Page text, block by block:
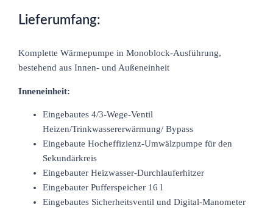
Lieferumfang:
Komplette Wärmepumpe in Monoblock-Ausführung,
bestehend aus Innen- und Außeneinheit
Inneneinheit:
Eingebautes 4/3-Wege-Ventil
Heizen/Trinkwassererwärmung/ Bypass
Eingebaute Hocheffizienz-Umwälzpumpe für den
Sekundärkreis
Eingebauter Heizwasser-Durchlauferhitzer
Eingebauter Pufferspeicher 16 l
Eingebautes Sicherheitsventil und Digital-Manometer